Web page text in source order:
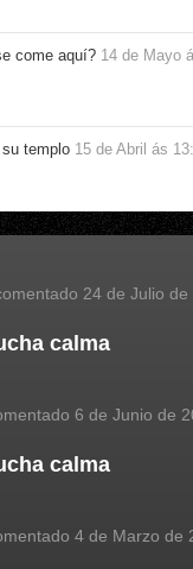
come aquí? 14 de Mayo
templo 15 de Abril ás
24 de Julio de
calma
6 de Junio de
calma
4 de Marzo de